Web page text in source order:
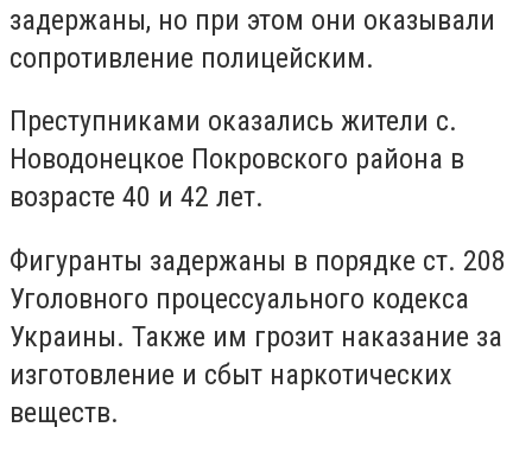
задержаны, но при этом они оказывали
сопротивление полицейским.
Преступниками оказались жители с.
Новодонецкое Покровского района в
возрасте 40 и 42 лет.
Фигуранты задержаны в порядке ст. 208
Уголовного процессуального кодекса
Украины. Также им грозит наказание за
изготовление и сбыт наркотических
веществ.